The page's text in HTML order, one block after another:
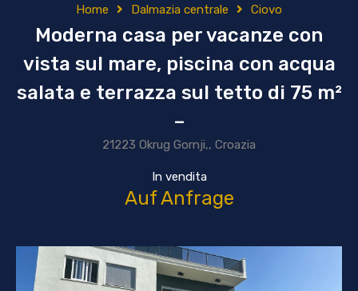
Home Dalmazia centrale Ciovo
Moderna casa per vacanze con
vista sul mare, piscina con acqua
salata e terrazza sul tetto di 75 m²
–
21223 Okrug Gornji,, Croazia
In vendita
Auf Anfrage